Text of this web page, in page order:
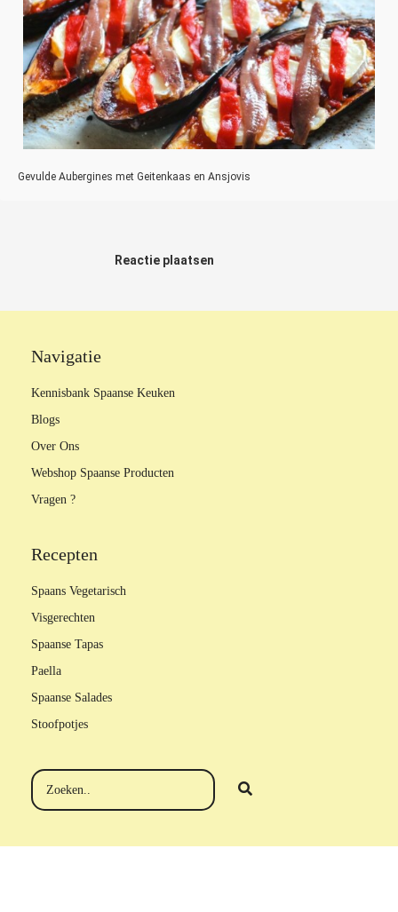
Gevulde Aubergines met Geitenkaas en Ansjovis
Reactie plaatsen
Navigatie
Kennisbank Spaanse Keuken
Blogs
Over Ons
Webshop Spaanse Producten
Vragen ?
Recepten
Spaans Vegetarisch
Visgerechten
Spaanse Tapas
Paella
Spaanse Salades
Stoofpotjes